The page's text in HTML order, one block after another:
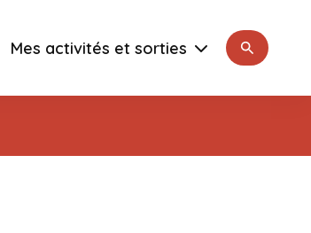
Mes activités et sorties Rechercher